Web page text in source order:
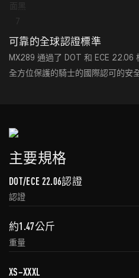
可靠的全球認證標準
MX289 通過了 DOT 和 ECE 22.06
全方位保護的騎士的國際認可的安
主要規格
DOT/ECE 22.06認證
認證
約1.47公斤
重量
XS–XXXL